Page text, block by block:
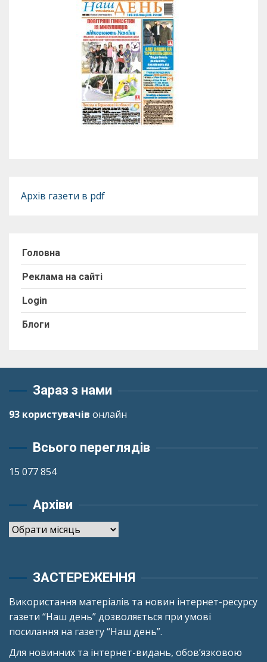
Архів газети в pdf
Головна
Реклама на сайті
Login
Блоги
Зараз з нами
93 користувачів онлайн
Всього переглядів
15 077 854
Архіви
Архіви
ЗАСТЕРЕЖЕННЯ
Використання матеріалів та новин інтернет-ресурсу
газети “Наш день” дозволяється при умові
посилання на газету “Наш день”.
Для новинних та інтернет-видань, обов’язковою